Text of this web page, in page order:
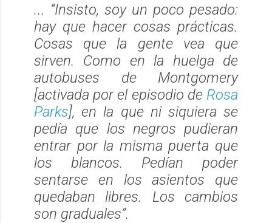
... “Insisto, soy un poco pesado:
hay que hacer cosas prácticas.
Cosas que la gente vea que
sirven. Como en la huelga de
autobuses de Montgomery
[activada por el episodio de Rosa
Parks], en la que ni siquiera se
pedía que los negros pudieran
entrar por la misma puerta que
los blancos. Pedían poder
sentarse en los asientos que
quedaban libres. Los cambios
son graduales”.